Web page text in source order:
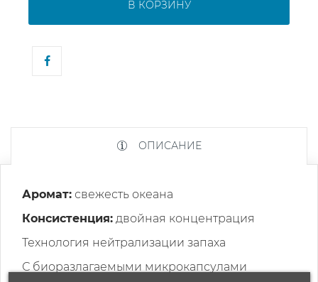
В КОРЗИНУ
ОПИСАНИЕ
Аромат: свежесть океана
Консистенция: двойная концентрация
Технология нейтрализации запаха
С биоразлагаемыми микрокапсулами